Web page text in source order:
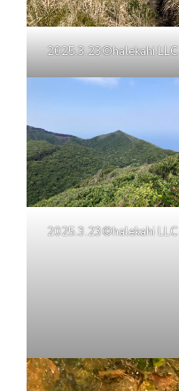
2025.3.23©halekahi LLC
2025.3.23©halekahi LLC